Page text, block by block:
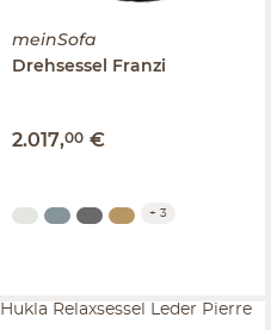
meinSofa
Drehsessel Franzi
2.017,00 €
+ 3
Hukla Relaxsessel Leder Pierre